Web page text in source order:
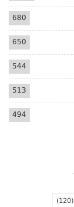
680
650
544
513
494
(120)